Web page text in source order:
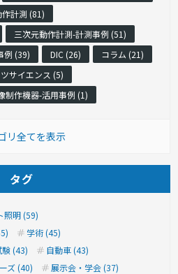
計測 (81)
三次元動作計測-計測事例 (51)
例 (39)
DIC (26)
コラム (21)
サイエンス (5)
制作機器-活用事例 (1)
リ全てを表示
タグ
照明 (59)
学術 (45)
(43)
自動車 (43)
ズ (40)
展示会・学会 (37)